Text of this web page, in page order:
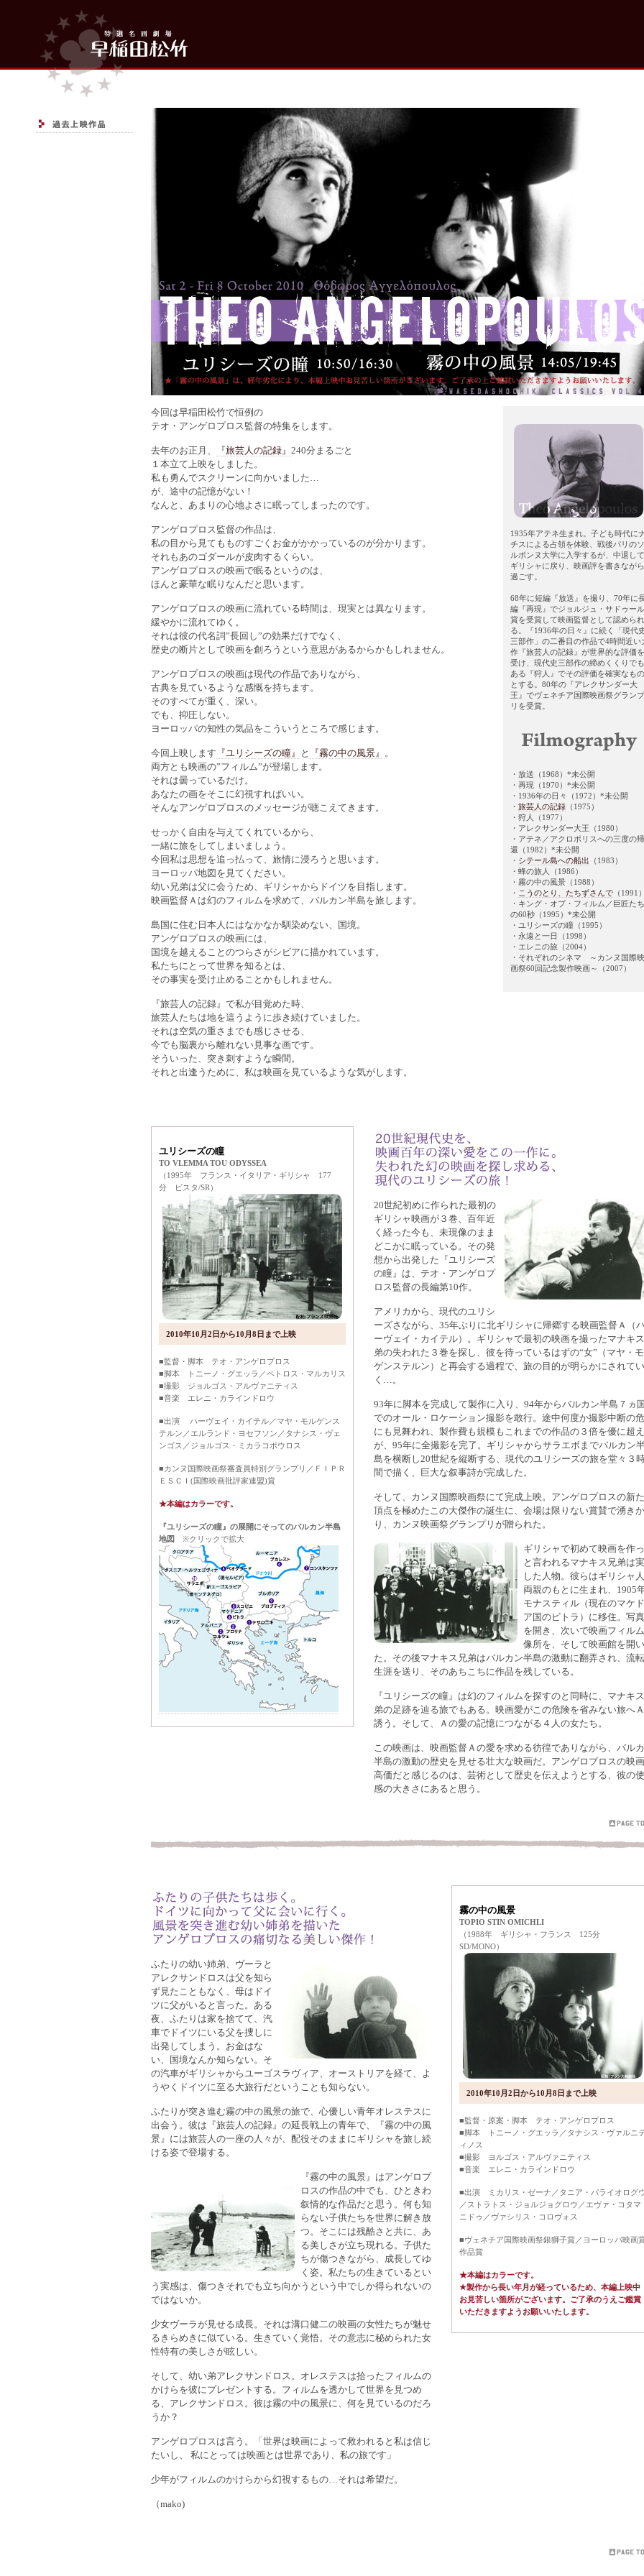
今回は早稲田松竹で恒例の
テオ・アンゲロプロス監督の特集をします。
去年のお正月、 『旅芸人の記録』 240分まるごと
１本立て上映をしました。
私も勇んでスクリーンに向かいました…
が、途中の記憶がない！
なんと、あまりの心地よさに眠ってしまったのです。
アンゲロプロス監督の作品は、
私の目から見てもものすごくお金がかかっているのが分かります。
それもあのゴダールが皮肉するくらい。
アンゲロプロスの映画で眠るというのは、
ほんと豪華な眠りなんだと思います。
アンゲロプロスの映画に流れている時間は、現実とは異なります。
緩やかに流れてゆく。
それは彼の代名詞”長回し”の効果だけでなく、
歴史の断片として映画を創ろうという意思があるからかもしれません。
アンゲロプロスの映画は現代の作品でありながら、
古典を見ているような感慨を持ちます。
そのすべてが重く、深い。
でも、抑圧しない。
ヨーロッパの知性の気品をこういうところで感じます。
今回上映します 『ユリシーズの瞳』 と 『霧の中の風景』 。
両方とも映画の”フィルム”が登場します。
それは曇っているだけ。
あなたの画をそこに幻視すればいい。
そんなアンゲロプロスのメッセージが聴こえてきます。
せっかく自由を与えてくれているから、
一緒に旅をしてしまいましょう。
今回私は思想を追っ払って、旅情に浸ろうと思います。
ヨーロッパ地図を見てください。
幼い兄弟は父に会うため、ギリシャからドイツを目指します。
映画監督Ａは幻のフィルムを求めて、バルカン半島を旅します。
島国に住む日本人にはなかなか馴染めない、国境。
アンゲロプロスの映画には、
国境を越えることのつらさがシビアに描かれています。
私たちにとって世界を知るとは、
その事実を受け止めることかもしれません。
『旅芸人の記録』で私が目覚めた時、
旅芸人たちは地を這うように歩き続けていました。
それは空気の重さまでも感じさせる、
今でも脳裏から離れない見事な画です。
そういった、突き刺すような瞬間。
それと出逢うために、私は映画を見ているような気がします。
1935年アテネ生まれ。子ども時代に
チスによる占領を体験、戦後パリのソ
ルボンヌ大学に入学するが、中退して
ギリシャに戻り、映画評を書きながら
過ごす。
68年に短編『放送』を撮り、70年に
編『再現』でジョルジュ・サドゥール
賞を受賞して映画監督として認められ
る。『1936年の日々』に続く「現代
三部作」の二番目の作品で4時間近い
作『旅芸人の記録』が世界的な評価を
受け、現代史三部作の締めくくりでも
ある『狩人』でその評価を確実なもの
とする。80年の『アレクサンダー大
王』でヴェネチア国際映画祭グランプ
リを受賞。
・放送（1968）*未公開
・再現（1970）*未公開
・1936年の日々（1972）*未公開
・ 旅芸人の記録 （1975）
・狩人（1977）
・アレクサンダー大王（1980）
・アテネ／アクロポリスへの三度の帰
還（1982）*未公開
・ シテール島への船出 （1983）
・蜂の旅人（1986）
・霧の中の風景（1988）
・ こうのとり、たちずさんで （1991）
・キング・オブ・フィルム／巨匠たち
の60秒（1995）*未公開
・ユリシーズの瞳（1995）
・永遠と一日（1998）
・エレニの旅（2004）
・それぞれのシネマ ～カンヌ国際映
画祭60回記念製作映画～（2007）
ユリシーズの瞳
TO VLEMMA TOU ODYSSEA
（1995年 フランス・イタリア・ギリシャ 177
分 ビスタ/SR）
2010年10月2日から10月8日まで上映
■監督・脚本 テオ・アンゲロプロス
■脚本 トニーノ・グエッラ／ペトロス・マルカリス
■撮影 ジョルゴス・アルヴァニティス
■音楽 エレニ・カラインドロウ
■出演 ハーヴェイ・カイテル／マヤ・モルゲンス
テルン／エルランド・ヨセフソン／タナシス・ヴェ
ンゴス／ジョルゴス・ミカラコポウロス
■カンヌ国際映画祭審査員特別グランプリ／ＦＩＰＲ
ＥＳＣＩ(国際映画批評家連盟)賞
★本編はカラーです。
『ユリシーズの瞳』の展開にそってのバルカン半島
地図 ※クリックで拡大
20世紀初めに作られた最初の
ギリシャ映画が３巻、百年近
く経った今も、未現像のまま
どこかに眠っている。その発
想から出発した『ユリシーズ
の瞳』は、テオ・アンゲロプ
ロス監督の長編第10作。
アメリカから、現代のユリシ
ーズさながら、35年ぶりに北ギリシャに帰郷する映画監督Ａ（ハ
ーヴェイ・カイテル）。ギリシャで最初の映画を撮ったマナキ
弟の失われた３巻を探し、彼を待っているはずの“女”（マヤ・
ゲンステルン）と再会する過程で、旅の目的が明らかにされてい
く…。
93年に脚本を完成して製作に入り、94年からバルカン半島７ヵ国
でのオール・ロケーション撮影を敢行。途中何度か撮影中断の
にも見舞われ、製作費も規模もこれまでの作品の３倍を優に超
が、95年に全撮影を完了。ギリシャからサラエボまでバルカン
島を横断し20世紀を縦断する、現代のユリシーズの旅を堂々３
間で描く、巨大な叙事詩が完成した。
そして、カンヌ国際映画祭にて完成上映。アンゲロプロスの新
頂点を極めたこの大傑作の誕生に、会場は限りない賞賛で湧きか
り、カンヌ映画祭グランプリが贈られた。
ギリシャで初めて映画を作
と言われるマナキス兄弟は
した人物。彼らはギリシャ
両親のもとに生まれ、1905
モナスティル（現在のマケ
ア国のビトラ）に移住。写
を開き、次いで映画フィル
像所を、そして映画館を開い
た。その後マナキス兄弟はバルカン半島の激動に翻弄され、流
生涯を送り、そのあちこちに作品を残している。
『ユリシーズの瞳』は幻のフィルムを探すのと同時に、マナキ
弟の足跡を辿る旅でもある。映画愛がこの危険を省みない旅へ
誘う。そして、Ａの愛の記憶につながる４人の女たち。
この映画は、映画監督Ａの愛を求める彷徨でありながら、バル
半島の激動の歴史を見せる壮大な映画だ。アンゲロプロスの映
高価だと感じるのは、芸術として歴史を伝えようとする、彼の
感の大きさにあると思う。
霧の中の風景
TOPIO STIN OMICHLI
（1988年 ギリシャ・フランス 125分
SD/MONO）
2010年10月2日から10月8日まで上映
■監督・原案・脚本 テオ・アンゲロプロス
■脚本 トニーノ・グエッラ／タナシス・ヴァルニ
ィノス
■撮影 ヨルゴス・アルヴァニティス
■音楽 エレニ・カラインドロウ
■出演 ミカリス・ゼーナ／タニア・パライオログ
／ストラトス・ジョルジョグロウ／エヴァ・コタマ
ニドゥ／ヴァシリス・コロヴォス
■ヴェネチア国際映画祭銀獅子賞／ヨーロッパ映画
作品賞
★本編はカラーです。
★製作から長い年月が経っているため、本編上映中
お見苦しい箇所がございます。ご了承のうえご鑑賞
いただきますようお願いいたします。
ふたりの幼い姉弟、ヴーラと
アレクサンドロスは父を知ら
ず見たこともなく、母はドイ
ツに父がいると言った。ある
夜、ふたりは家を捨てて、汽
車でドイツにいる父を捜しに
出発してしまう。お金はな
い、国境なんか知らない。そ
の汽車がギリシャからユーゴスラヴィア、オーストリアを経て、よ
うやくドイツに至る大旅行だということも知らない。
ふたりが突き進む霧の中の風景の旅で、心優しい青年オレステスに
出会う。彼は『旅芸人の記録』の延長戦上の青年で、『霧の中の風
景』には旅芸人の一座の人々が、配役そのままにギリシャを旅し続
ける姿で登場する。
『霧の中の風景』はアンゲロプ
ロスの作品の中でも、ひときわ
叙情的な作品だと思う。何も知
らない子供たちを世界に解き放
つ。そこには残酷さと共に、あ
る美しさが立ち現れる。子供た
ちが傷つきながら、成長してゆ
く姿。私たちの生きているとい
う実感は、傷つきそれでも立ち向かうという中でしか得られないの
ではないか。
少女ヴーラが見せる成長。それは溝口健二の映画の女性たちが魅せ
るきらめきに似ている。生きていく覚悟。その意志に秘められた女
性特有の美しさが眩しい。
そして、幼い弟アレクサンドロス。オレステスは拾ったフィルムの
かけらを彼にプレゼントする。フィルムを透かして世界を見つめ
る、アレクサンドロス。彼は霧の中の風景に、何を見ているのだろ
うか？
アンゲロプロスは言う。「世界は映画によって救われると私は信じ
たいし、 私にとっては映画とは世界であり、私の旅です」
少年がフィルムのかけらから幻視するもの…それは希望だ。
（mako)